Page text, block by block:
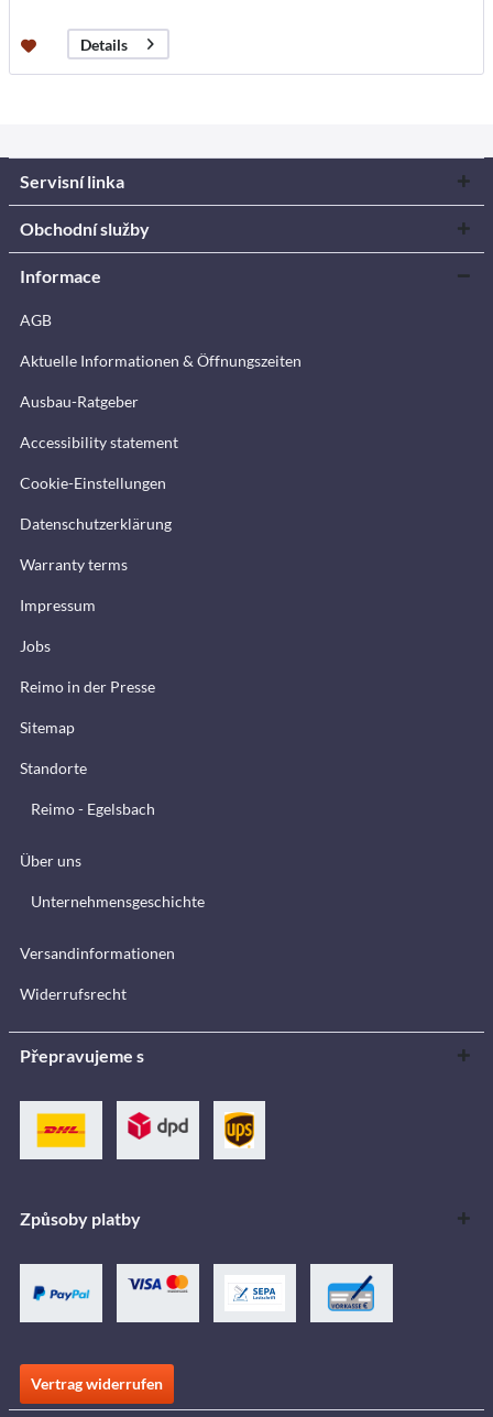
Details
Servisní linka
Obchodní služby
Informace
AGB
Aktuelle Informationen & Öffnungszeiten
Ausbau-Ratgeber
Accessibility statement
Cookie-Einstellungen
Datenschutzerklärung
Warranty terms
Impressum
Jobs
Reimo in der Presse
Sitemap
Standorte
Reimo - Egelsbach
Über uns
Unternehmensgeschichte
Versandinformationen
Widerrufsrecht
Přepravujeme s
Způsoby platby
Vertrag widerrufen